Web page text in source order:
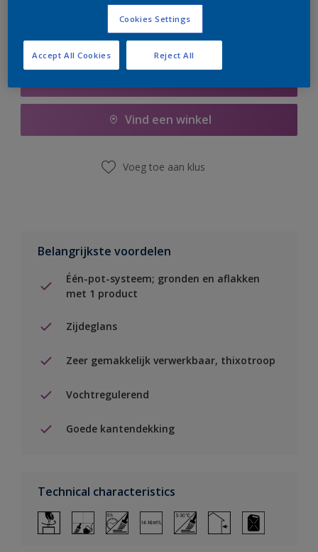
Vind een winkel
Voeg toe aan klus
Belangrijkste voordelen
Één-pot-systeem; gronden en aflakken
met 1 product
Zijdeglans
Zeer gemakkelijk verwerkbaar, thixotroop
Vochtregulerend
Goede kantendekking
Technical characteristics
Cookies Settings
Reject All
Accept All Cookies